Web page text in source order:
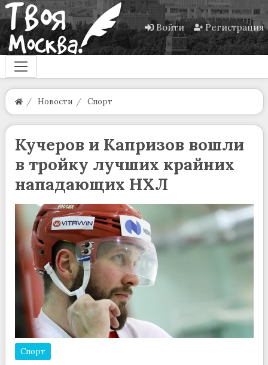
Войти Регистрация
Новости Спорт
Кучеров и Капризов вошли
в тройку лучших крайних
нападающих НХЛ
Спорт